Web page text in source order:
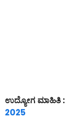
ಉದ್ಯೋಗ ಮಾಹಿತಿ :
2025